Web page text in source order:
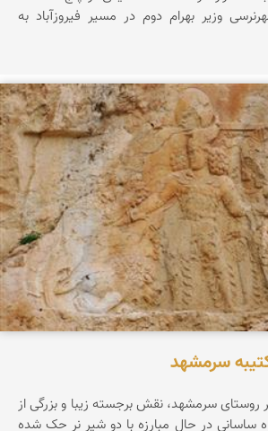
وزیر بهرام دوم در مسیر فیروزآباد به
سرمشهد
سرمشهد، نقش برجسته زیبا و بزرگی از
ساسانی در حال مبارزه با دو شیر نر حک شده